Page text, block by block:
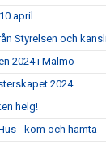
april
Styrelsen och
2024 i Malmö
2024
helg!
- kom och hämta